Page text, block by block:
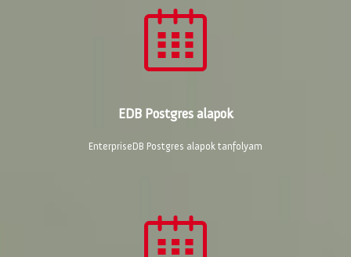
EDB Postgres alapok
EnterpriseDB Postgres alapok tanfolyam